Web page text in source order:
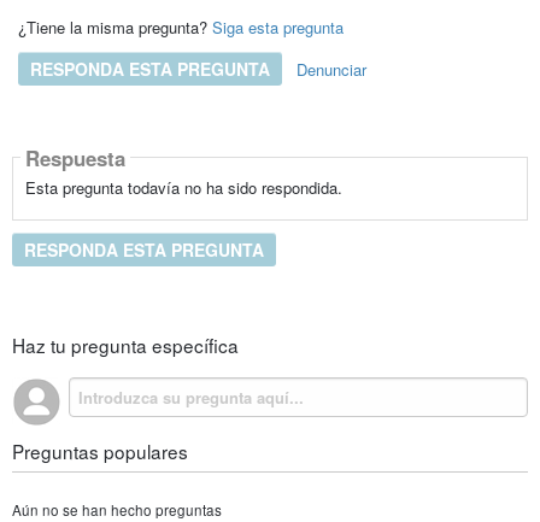
¿Tiene la misma pregunta? Siga esta pregunta
RESPONDA ESTA PREGUNTA Denunciar
Respuesta
Esta pregunta todavía no ha sido respondida.
RESPONDA ESTA PREGUNTA
Haz tu pregunta específica
Preguntas populares
Aún no se han hecho preguntas